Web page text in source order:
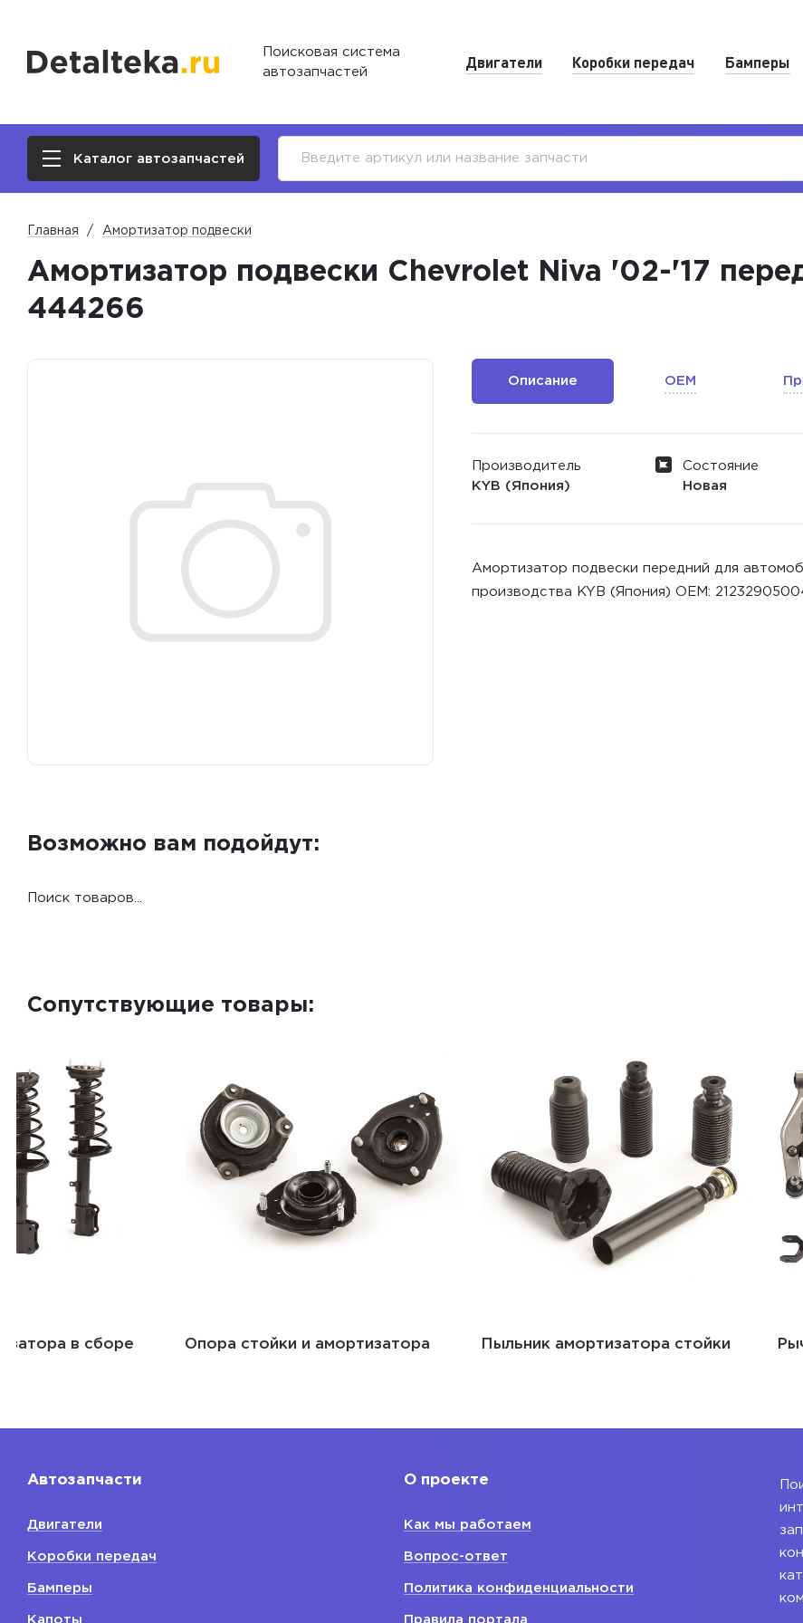
Поисковая система
автозапчастей
Двигатели Коробки передач Бамперы
Каталог автозапчастей
Главная Амортизатор подвески
Амортизатор подвески Chevrolet Niva '02-'17
444266
Описание OEM
Производитель
KYB (Япония)
Состояние
Новая
Амортизатор подвески передний для
производства KYB (Япония) ОЕМ:
Возможно вам подойдут:
Поиск товаров...
Сопутствующие товары:
Опора стойки и амортизатора Пыльник амортизатора стойки Рычаг
Автозапчасти
Двигатели
Коробки передач
Бамперы
Капоты
О проекте
Как мы работаем
Вопрос-ответ
Политика конфиденциальности
Правила портала